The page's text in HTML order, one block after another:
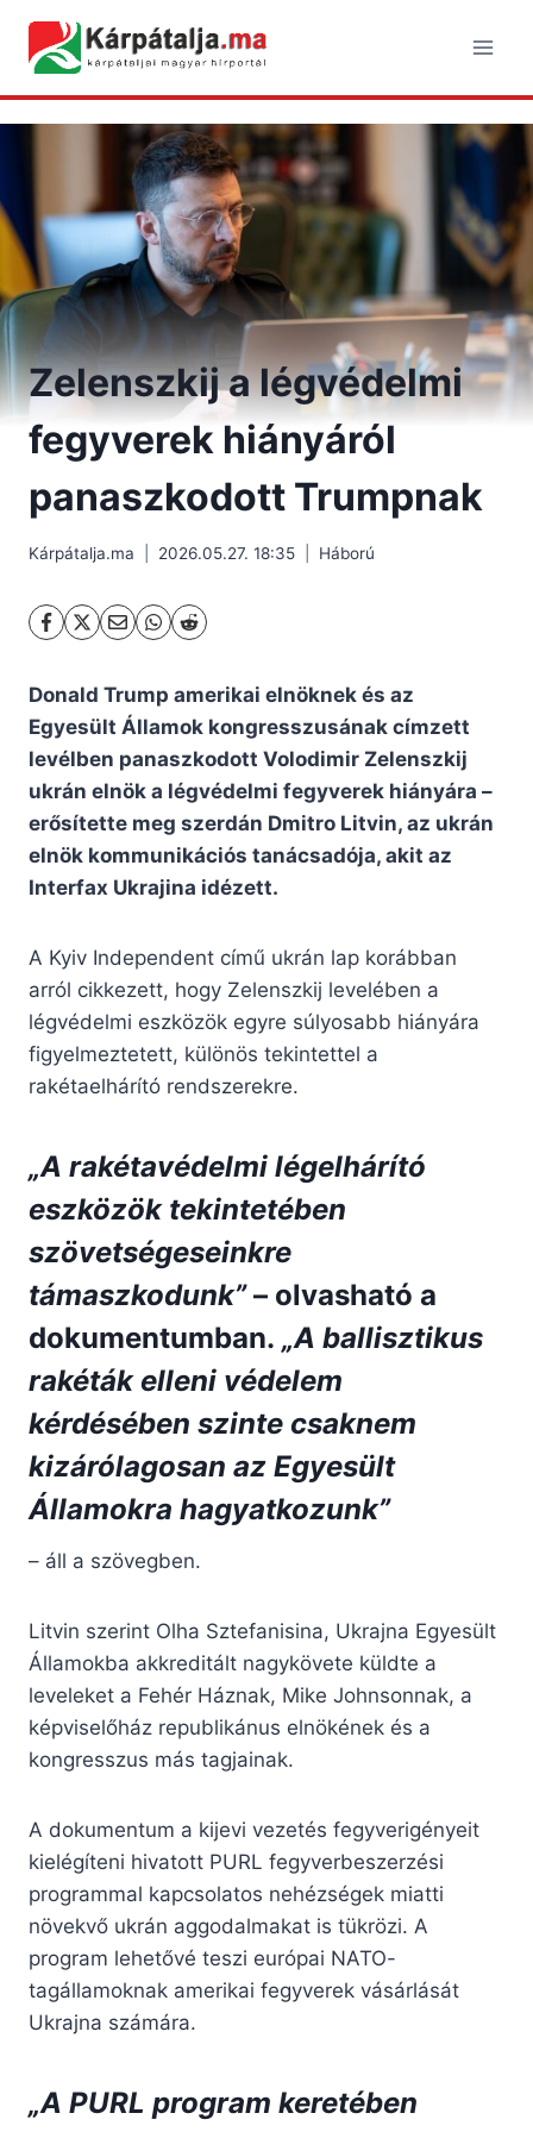
content
Zelenszkij a légvédelmi
fegyverek hiányáról
panaszkodott Trumpnak
Kárpátalja.ma 2026.05.27. 18:35 Háború
Donald Trump amerikai elnöknek és az
Egyesült Államok kongresszusának címzett
levélben panaszkodott Volodimir Zelenszkij
ukrán elnök a légvédelmi fegyverek hiányára –
erősítette meg szerdán Dmitro Litvin, az ukrán
elnök kommunikációs tanácsadója, akit az
Interfax Ukrajina idézett.
A Kyiv Independent című ukrán lap korábban
arról cikkezett, hogy Zelenszkij levelében a
légvédelmi eszközök egyre súlyosabb hiányára
figyelmeztetett, különös tekintettel a
rakétaelhárító rendszerekre.
„A rakétavédelmi légelhárító
eszközök tekintetében
szövetségeseinkre
támaszkodunk”– olvasható a
dokumentumban. „A ballisztikus
rakéták elleni védelem
kérdésében szinte csaknem
kizárólagosan az Egyesült
Államokra hagyatkozunk”
– áll a szövegben.
Litvin szerint Olha Sztefanisina, Ukrajna Egyesült
Államokba akkreditált nagykövete küldte a
leveleket a Fehér Háznak, Mike Johnsonnak, a
képviselőház republikánus elnökének és a
kongresszus más tagjainak.
A dokumentum a kijevi vezetés fegyverigényeit
kielégíteni hivatott PURL fegyverbeszerzési
programmal kapcsolatos nehézségek miatti
növekvő ukrán aggodalmakat is tükrözi. A
program lehetővé teszi európai NATO-
tagállamoknak amerikai fegyverek vásárlását
Ukrajna számára.
„A PURL program keretében